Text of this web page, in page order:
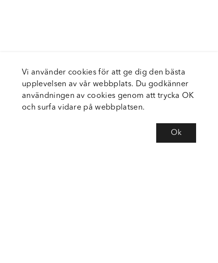
Vi använder cookies för att ge dig den bästa
upplevelsen av vår webbplats. Du godkänner
användningen av cookies genom att trycka OK
och surfa vidare på webbplatsen.
Ok